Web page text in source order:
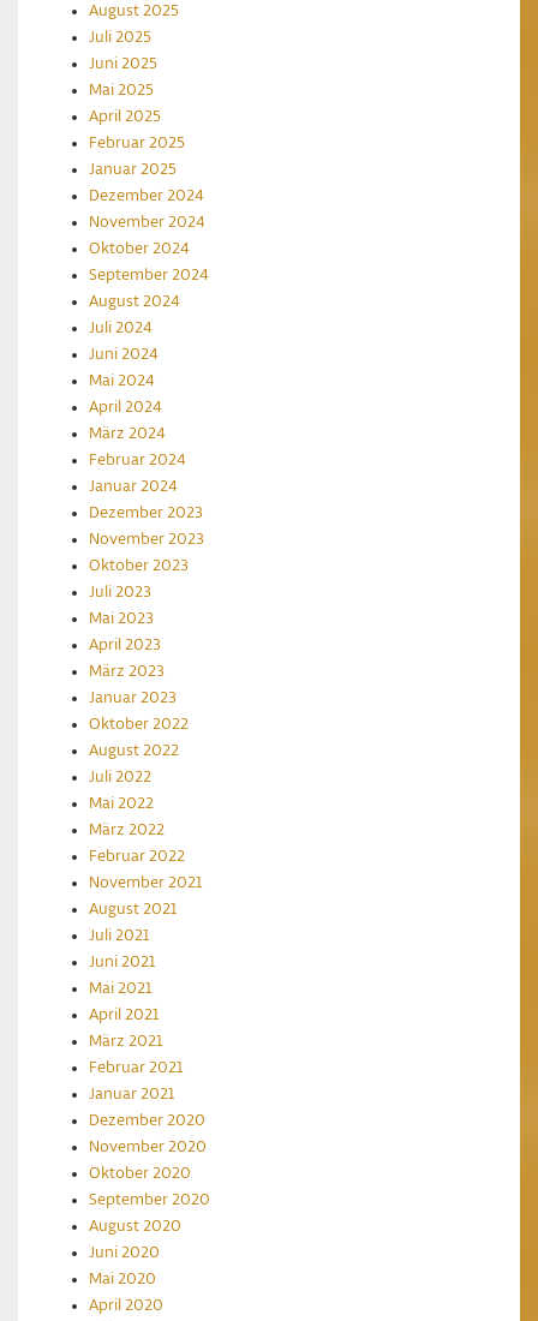
August 2025
Juli 2025
Juni 2025
Mai 2025
April 2025
Februar 2025
Januar 2025
Dezember 2024
November 2024
Oktober 2024
September 2024
August 2024
Juli 2024
Juni 2024
Mai 2024
April 2024
März 2024
Februar 2024
Januar 2024
Dezember 2023
November 2023
Oktober 2023
Juli 2023
Mai 2023
April 2023
März 2023
Januar 2023
Oktober 2022
August 2022
Juli 2022
Mai 2022
März 2022
Februar 2022
November 2021
August 2021
Juli 2021
Juni 2021
Mai 2021
April 2021
März 2021
Februar 2021
Januar 2021
Dezember 2020
November 2020
Oktober 2020
September 2020
August 2020
Juni 2020
Mai 2020
April 2020